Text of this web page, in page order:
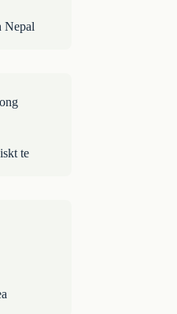
Nepal
te